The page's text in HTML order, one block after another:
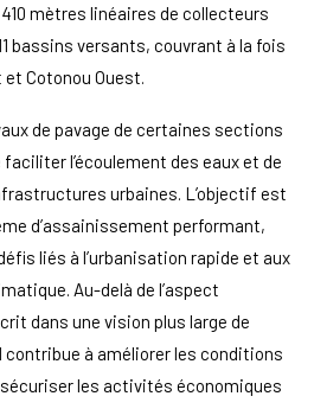
mètres linéaires de collecteurs
bassins versants, couvrant à la fois
Cotonou Ouest.
de pavage de certaines sections
l’écoulement des eaux et de
urbaines. L’objectif est
d’assainissement performant,
liés à l’urbanisation rapide et aux
Au-delà de l’aspect
dans une vision plus large de
à améliorer les conditions
les activités économiques